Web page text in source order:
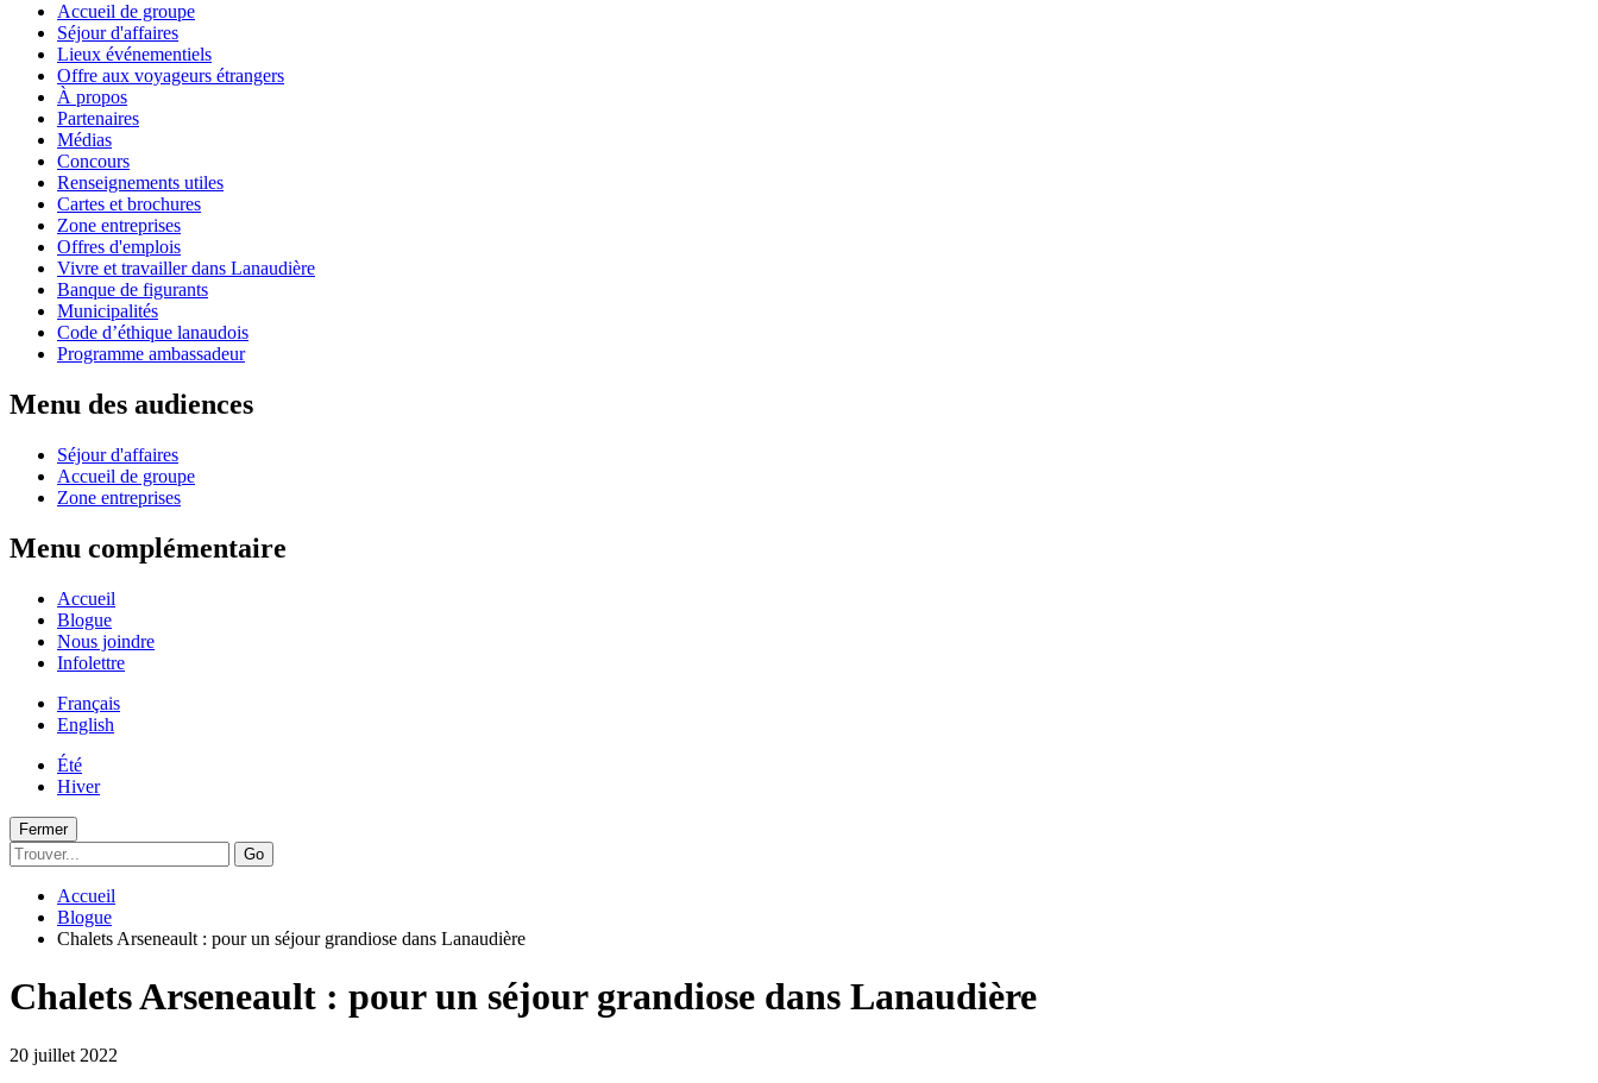
Accueil de groupe
Séjour d'affaires
Lieux événementiels
Offre aux voyageurs étrangers
À propos
Partenaires
Médias
Concours
Renseignements utiles
Cartes et brochures
Zone entreprises
Offres d'emplois
Vivre et travailler dans Lanaudière
Banque de figurants
Municipalités
Code d’éthique lanaudois
Programme ambassadeur
Menu des audiences
Séjour d'affaires
Accueil de groupe
Zone entreprises
Menu complémentaire
Accueil
Blogue
Nous joindre
Infolettre
Français
English
Été
Hiver
Fermer
Go
Accueil
Blogue
Chalets Arseneault : pour un séjour grandiose dans Lanaudière
Chalets Arseneault : pour un séjour grandiose dans Lanaudière
20 juillet 2022